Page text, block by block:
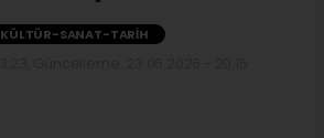
KÜLTÜR-SANAT-TARIH